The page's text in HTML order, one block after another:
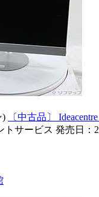
)
〔中古品〕
トサービス 発売日：